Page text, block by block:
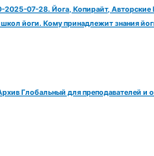
07-28. Йога, Копирайт, Авторские
йоги. Кому принадлежит знания
Глобальный для преподавателей и